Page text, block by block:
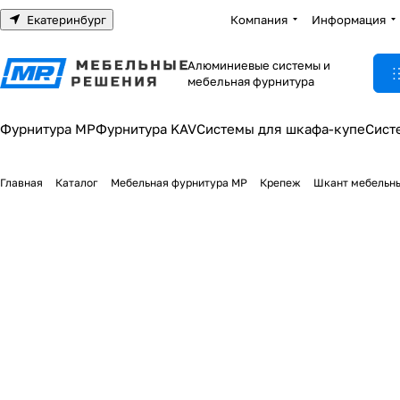
Екатеринбург Компания Информация
Алюминиевые системы и
мебельная фурнитура
Фурнитура МРФурнитура KAVСистемы для шкафа-купе
Главная Каталог Мебельная фурнитура МР Крепеж Шкант